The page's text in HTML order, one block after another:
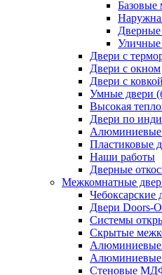
Базовые
Дверные
Уличные
Двери с
Двери с окном
Двери с ковкой
Умные двери
Высокая
Двери по
Алюминиевые
Пластиковые
Наши работы
Дверные
Межкомнатные
Чебоксарские
Двери Doors-
Системы
Скрытые
Алюминиевые
Алюминиевые
Стеновые